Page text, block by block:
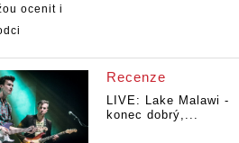
Recenze
LIVE: Lake Malawi -
konec dobrý,...